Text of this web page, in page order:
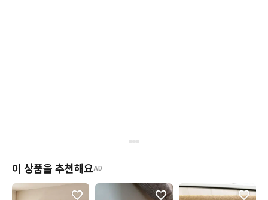
이 상품을 추천해요AD